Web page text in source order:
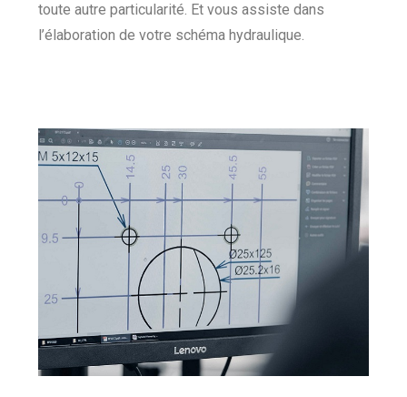
toute autre particularité. Et vous assiste dans
l’élaboration de votre schéma hydraulique.